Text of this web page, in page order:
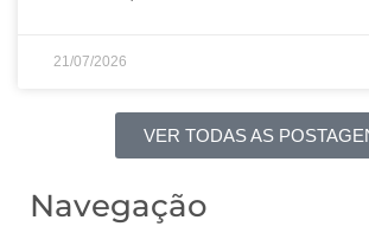
21/07/2026
VER TODAS AS
Navegação